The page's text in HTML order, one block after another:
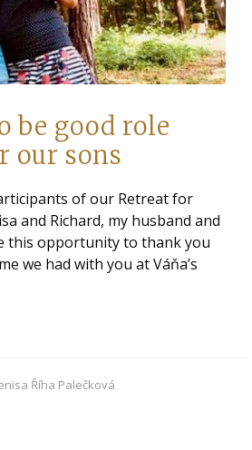
be good role
our sons
of our Retreat for
and Richard, my husband and
this opportunity to thank you
we had with you at Váňa’s
Říha Palečková